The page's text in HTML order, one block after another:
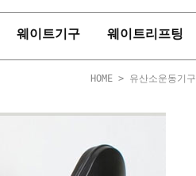
웨이트기구 웨이트리프팅
HOME > 유산소운동기구